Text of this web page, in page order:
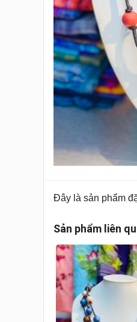
Đây là sản phẩm
Sản phẩm liên